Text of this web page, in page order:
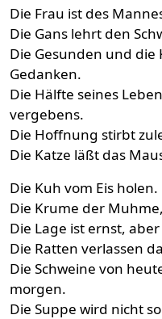
Die Frau ist des
Die Gans lehrt den
Die Gesunden und
Gedanken.
Die Hälfte seines
vergebens.
Die Hoffnung stirbt
Die Katze läßt das
Die Kuh vom Eis holen.
Die Krume der
Die Lage ist ernst,
Die Ratten verlassen
Die Schweine von
morgen.
Die Suppe wird nicht